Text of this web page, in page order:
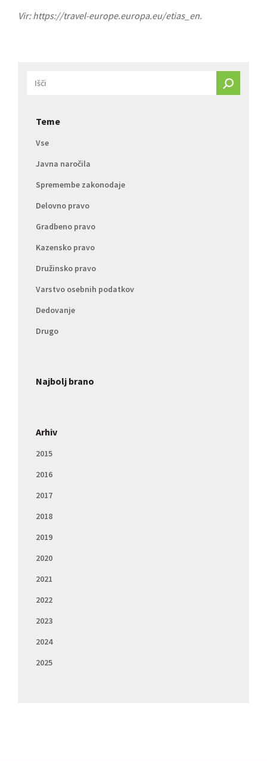
Vir:https://travel-europe.europa.eu/etias_en.
Teme
Vse
Javna naročila
Spremembe zakonodaje
Delovno pravo
Gradbeno pravo
Kazensko pravo
Družinsko pravo
Varstvo osebnih podatkov
Dedovanje
Drugo
Najbolj brano
Arhiv
2015
2016
2017
2018
2019
2020
2021
2022
2023
2024
2025